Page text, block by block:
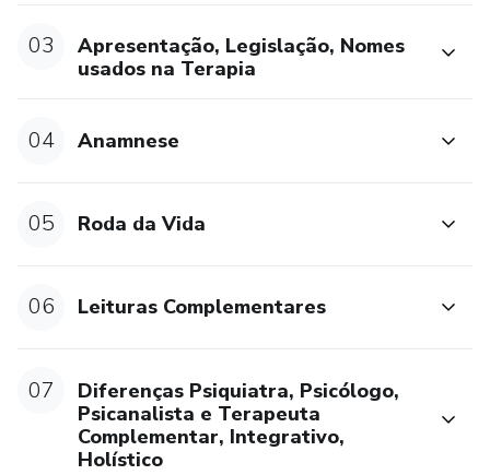
 CHAMA VIOLETA
 JAPAMALA COMO USAR E SEUS BENEFÍCIOS
 DESAFIOS DA TERAPIA
 HO´OPONOPONO
 FREQUÊNCIA VIBRACIONAL
 ESTUDOS SOBRE ALGUNS SINTOMAS COMO
FOBIA, LUTO, ENTRE OUTROS.
03
Apresentação, Legislação, Nomes
usados na Terapia
04 Anamnese
05 Roda da Vida
06 Leituras Complementares
07
Diferenças Psiquiatra, Psicólogo,
Psicanalista e Terapeuta
Complementar, Integrativo,
Holístico